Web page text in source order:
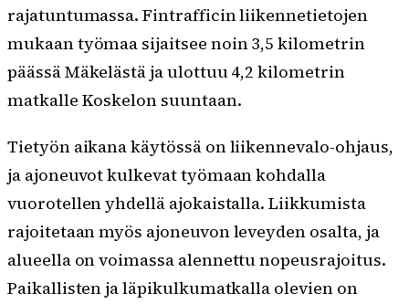
rajatuntumassa. Fintrafficin liikennetietojen
mukaan työmaa sijaitsee noin 3,5 kilometrin
päässä Mäkelästä ja ulottuu 4,2 kilometrin
matkalle Koskelon suuntaan.
Tietyön aikana käytössä on liikennevalo-ohjaus,
ja ajoneuvot kulkevat työmaan kohdalla
vuorotellen yhdellä ajokaistalla. Liikkumista
rajoitetaan myös ajoneuvon leveyden osalta, ja
alueella on voimassa alennettu nopeusrajoitus.
Paikallisten ja läpikulkumatkalla olevien on